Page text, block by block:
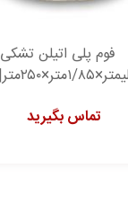
فوم پلی اتیلن تشکی
تماس بگیرید